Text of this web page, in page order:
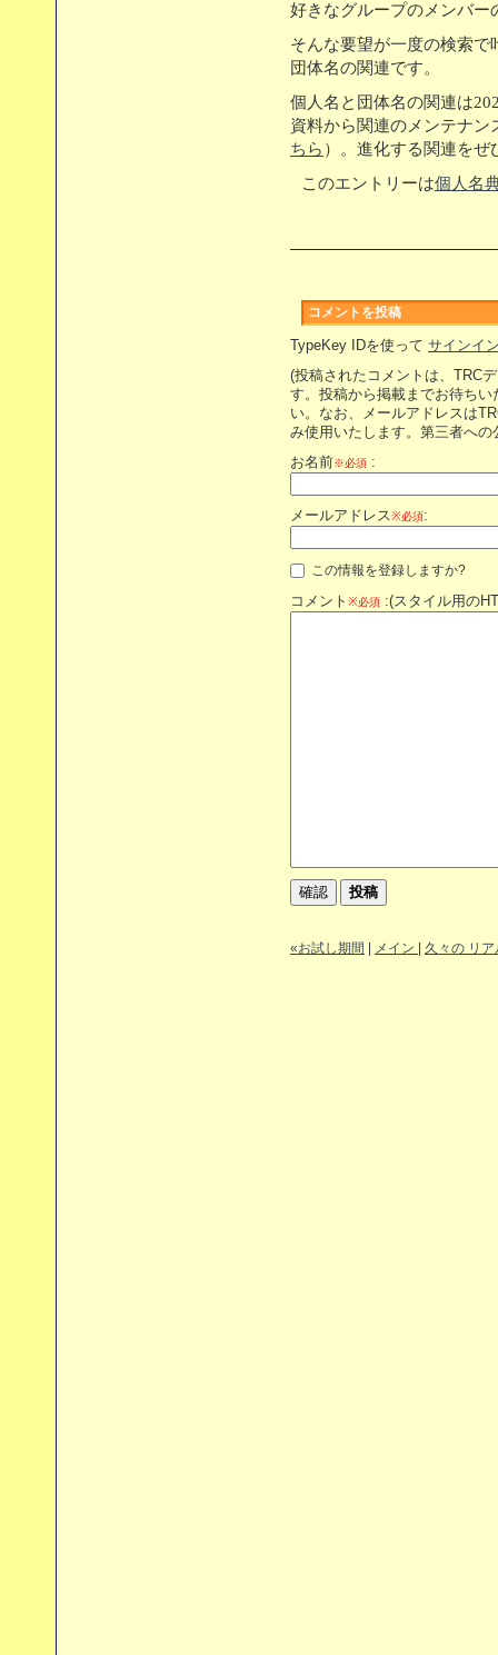
好きなグループのメンバー
そんな要望が一度の検索
団体名の関連です。
個人名と団体名の関連は
資料から関連のメンテナ
ちら ）。進化する関連をぜ
このエントリーは個人名
コメントを投稿
TypeKey IDを使って サインイ
(投稿されたコメントは、TRC
す。投稿から掲載までお待ち
い。なお、メールアドレスは
み使用いたします。第三者へ
お名前※必須 :
メールアドレス※必須:
この情報を登録しますか?
コメント ※必須 :(スタイル用の
«お試し期間 メイン 久々の リ